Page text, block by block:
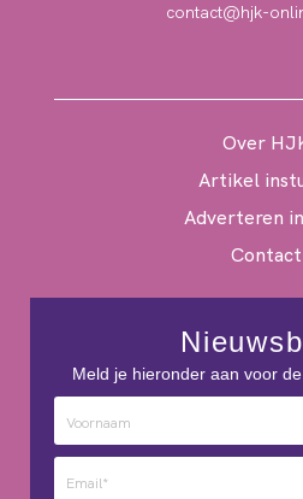
Meld je hieronder aan voor
Over
Artikel
Adverteren
Contact
contact@hjk-